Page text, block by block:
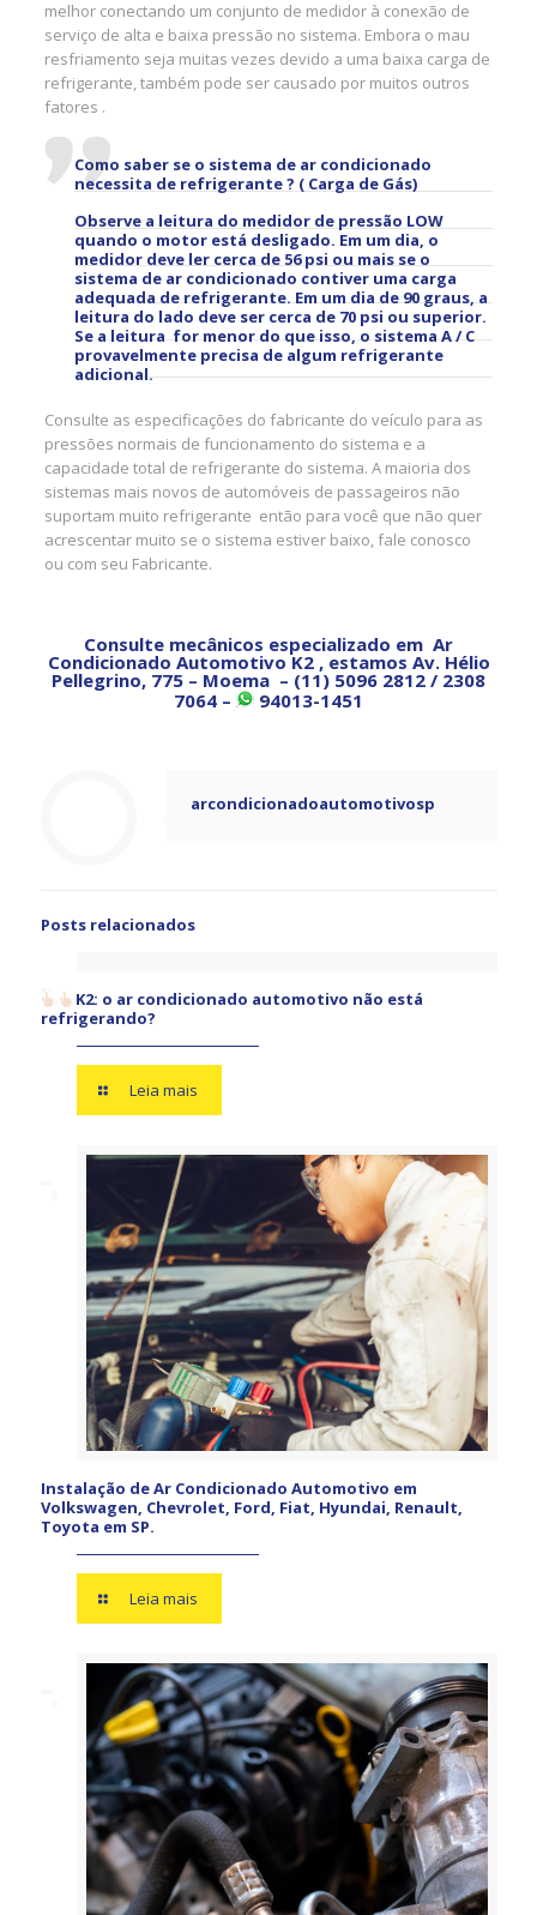
melhor conectando um conjunto de medidor à conexão de
serviço de alta e baixa pressão no sistema. Embora o mau
resfriamento seja muitas vezes devido a uma baixa carga de
refrigerante, também pode ser causado por muitos outros
fatores .
Como saber se o sistema de ar condicionado
necessita de refrigerante ? ( Carga de Gás)
Observe a leitura do medidor de pressão LOW
quando o motor está desligado. Em um dia, o
medidor deve ler cerca de 56 psi ou mais se o
sistema de ar condicionado contiver uma carga
adequada de refrigerante. Em um dia de 90 graus, a
leitura do lado deve ser cerca de 70 psi ou superior.
Se a leitura for menor do que isso, o sistema A / C
provavelmente precisa de algum refrigerante
adicional.
Consulte as especificações do fabricante do veículo para as
pressões normais de funcionamento do sistema e a
capacidade total de refrigerante do sistema. A maioria dos
sistemas mais novos de automóveis de passageiros não
suportam muito refrigerante então para você que não quer
acrescentar muito se o sistema estiver baixo, fale conosco
ou com seu Fabricante.
Consulte mecânicos especializado em Ar
Condicionado Automotivo K2 , estamos Av. Hélio
Pellegrino, 775 – Moema – (11) 5096 2812 / 2308
7064 –
94013-1451
arcondicionadoautomotivosp
Posts relacionados
K2: o ar condicionado automotivo não está
refrigerando?
Leia mais
Instalação de Ar Condicionado Automotivo em
Volkswagen, Chevrolet, Ford, Fiat, Hyundai, Renault,
Toyota em SP.
Leia mais